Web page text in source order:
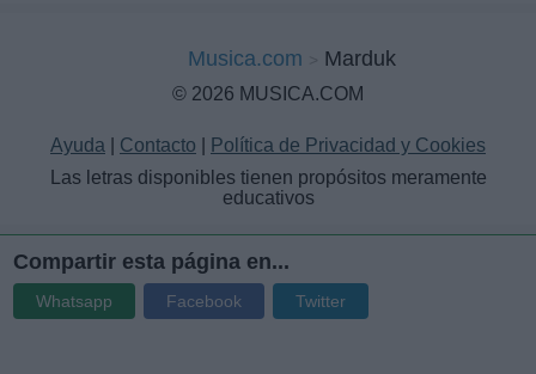
Musica.com Marduk
© 2026 MUSICA.COM
Ayuda Contacto
Política de Privacidad y Cookies
Las letras disponibles tienen propósitos meramente
educativos
Compartir esta página en...
Whatsapp Facebook Twitter